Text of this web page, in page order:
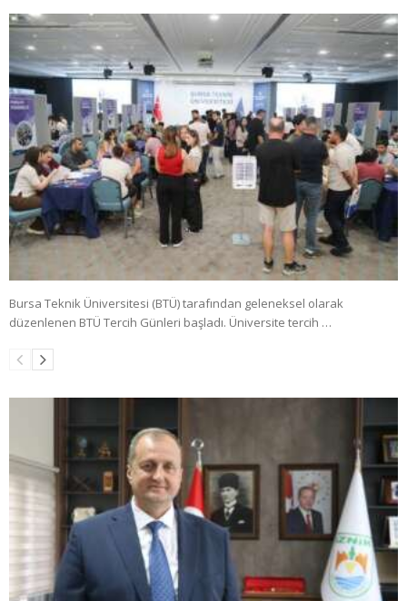
Bursa Teknik Üniversitesi (BTÜ) tarafından geleneksel olarak
düzenlenen BTÜ Tercih Günleri başladı. Üniversite tercih …